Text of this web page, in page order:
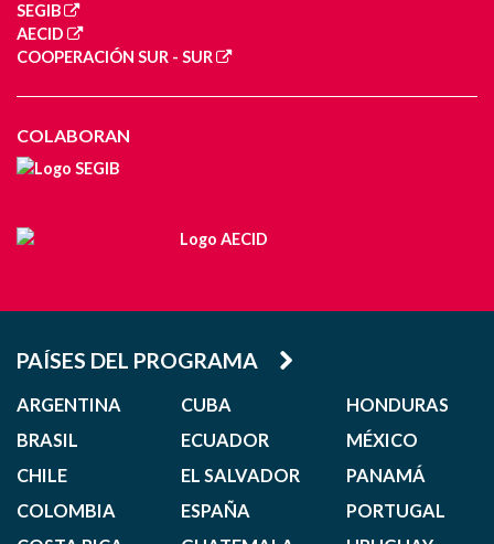
SEGIB
AECID
COOPERACIÓN SUR - SUR
COLABORAN
PAÍSES DEL PROGRAMA
ARGENTINA
BRASIL
CHILE
COLOMBIA
CUBA
ECUADOR
EL SALVADOR
ESPAÑA
HONDURAS
MÉXICO
PANAMÁ
PORTUGAL